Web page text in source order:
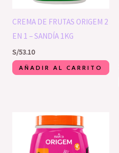
CREMA DE FRUTAS ORIGEM 2
EN 1 – SANDÍA 1KG
S/53.10
AÑADIR AL CARRITO